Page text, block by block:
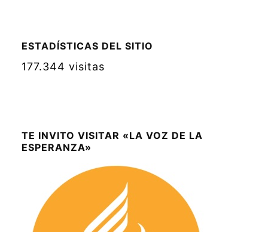
ESTADÍSTICAS DEL SITIO
177.344 visitas
TE INVITO VISITAR «LA VOZ DE LA
ESPERANZA»